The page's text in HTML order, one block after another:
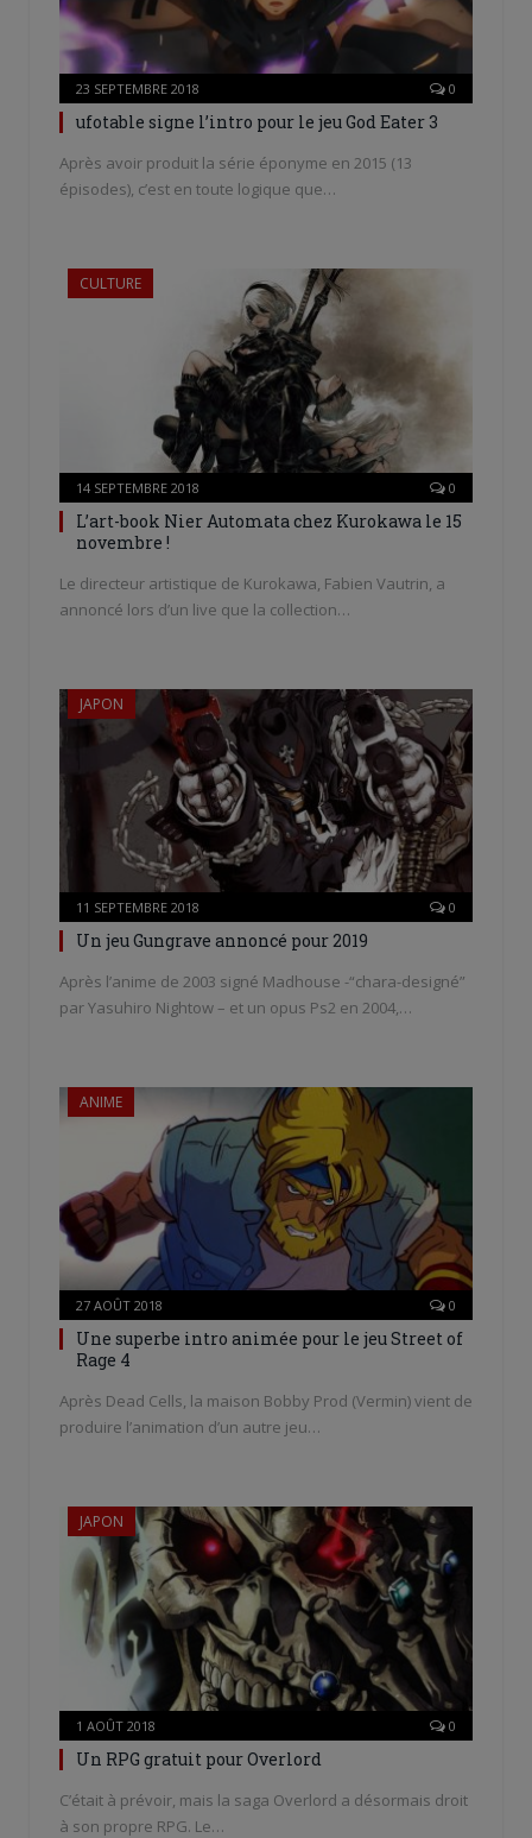
23 SEPTEMBRE 2018 0
ufotable signe l’intro pour le jeu God Eater 3
Après avoir produit la série éponyme en 2015 (13
épisodes), c’est en toute logique que…
CULTURE
14 SEPTEMBRE 2018 0
L’art-book Nier Automata chez Kurokawa le 15
novembre !
Le directeur artistique de Kurokawa, Fabien Vautrin, a
annoncé lors d’un live que la collection…
JAPON
11 SEPTEMBRE 2018 0
Un jeu Gungrave annoncé pour 2019
Après l’anime de 2003 signé Madhouse -“chara-designé”
par Yasuhiro Nightow – et un opus Ps2 en 2004,…
ANIME
27 AOÛT 2018 0
Une superbe intro animée pour le jeu Street of
Rage 4
Après Dead Cells, la maison Bobby Prod (Vermin) vient de
produire l’animation d’un autre jeu…
JAPON
1 AOÛT 2018 0
Un RPG gratuit pour Overlord
C’était à prévoir, mais la saga Overlord a désormais droit
à son propre RPG. Le…